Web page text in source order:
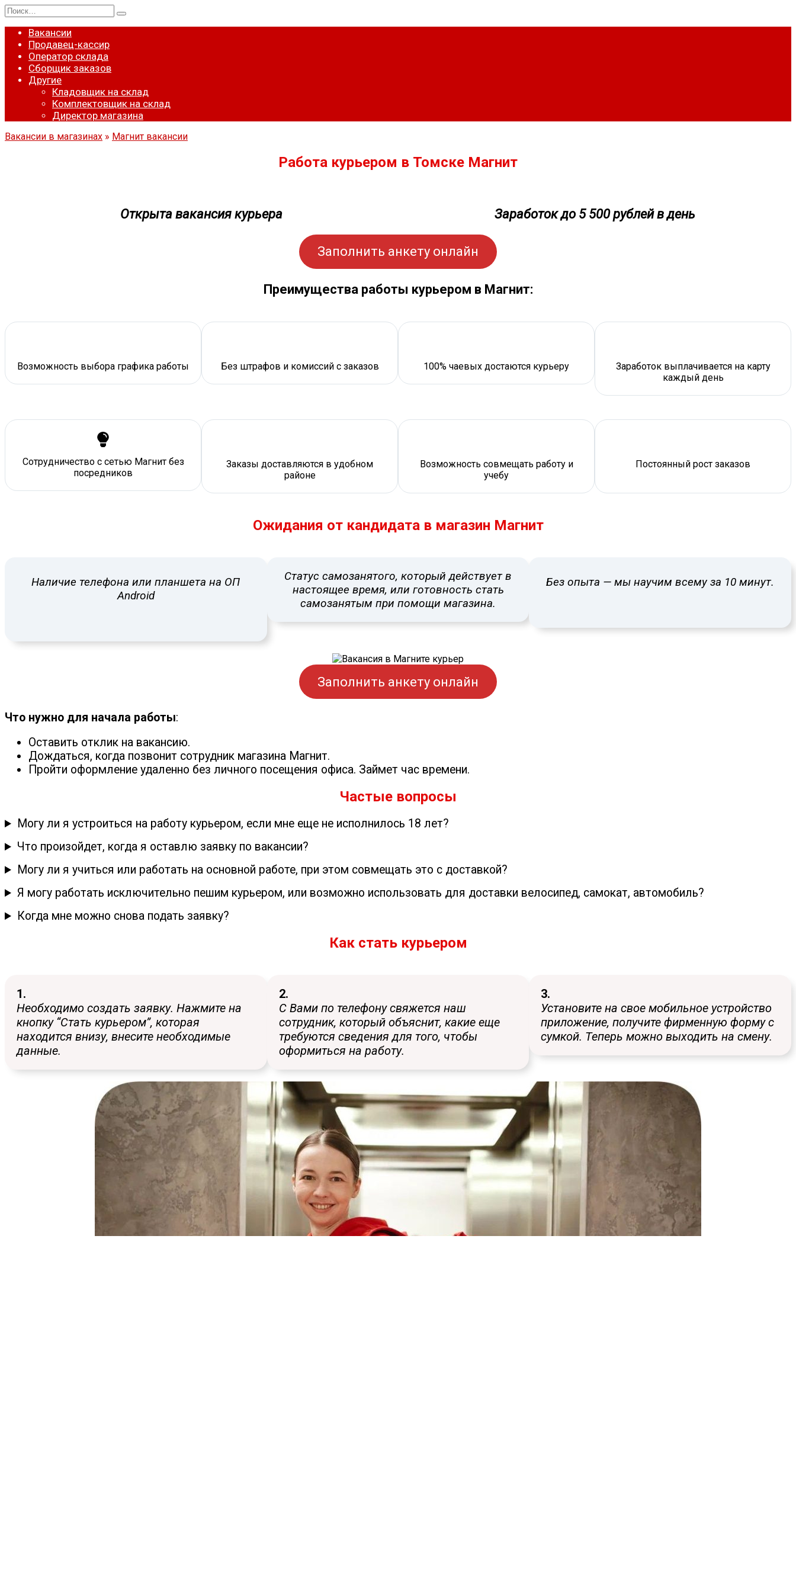
Перейти
к
содержанию
Search
for:
Вакансии
Продавец-кассир
Оператор склада
Сборщик заказов
Другие
Кладовщик на склад
Комплектовщик на склад
Директор магазина
Вакансии в магазинах » Магнит вакансии
Работа курьером в Томске Магнит
Открыта вакансия курьера Заработок до 5 500 рублей в день
Заполнить анкету онлайн
Преимущества работы курьером в Магнит:
Возможность выбора графика работы Без штрафов и комиссий с заказов 100% чаевых достаются курьеру
Заработок выплачивается на карту
каждый день
Сотрудничество с сетью Магнит без
посредников
Заказы доставляются в удобном
районе
Возможность совмещать работу и
учебу
Постоянный рост заказов
Ожидания от кандидата в магазин Магнит
Наличие телефона или планшета на ОП
Android
Статус самозанятого, который действует в
настоящее время, или готовность стать
самозанятым при помощи магазина.
Без опыта — мы научим всему за 10 минут.
Заполнить анкету онлайн
Что нужно для начала работы:
Оставить отклик на вакансию.
Дождаться, когда позвонит сотрудник магазина Магнит.
Пройти оформление удаленно без личного посещения офиса. Займет час времени.
Частые вопросы
Могу ли я устроиться на работу курьером, если мне еще не исполнилось 18 лет?
Что произойдет, когда я оставлю заявку по вакансии?
Могу ли я учиться или работать на основной работе, при этом совмещать это с доставкой?
Я могу работать исключительно пешим курьером, или возможно использовать для доставки велосипед, самокат, автомобиль?
Когда мне можно снова подать заявку?
Как стать курьером
1.
Необходимо создать заявку. Нажмите на
кнопку “Стать курьером”, которая
находится внизу, внесите необходимые
данные.
2.
С Вами по телефону свяжется наш
сотрудник, который объяснит, какие еще
требуются сведения для того, чтобы
оформиться на работу.
3.
Установите на свое мобильное устройство
приложение, получите фирменную форму с
сумкой. Теперь можно выходить на смену.